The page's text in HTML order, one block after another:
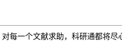
每一个文献求助，科研通都将尽